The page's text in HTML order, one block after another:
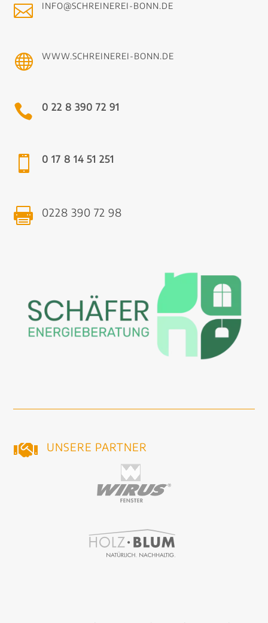
 INFO@SCHREINEREI-BONN.DE
 WWW.SCHREINEREI-BONN.DE
 0 22 8 390 72 91
 0 17 8 14 51 251
 0228 390 72 98
 UNSERE PARTNER